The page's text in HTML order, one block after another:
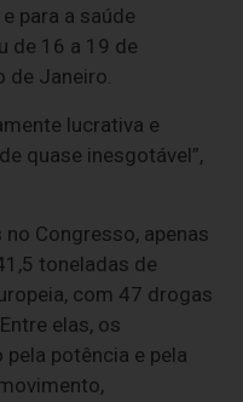
para a saúde
de 16 a 19 de
de Janeiro.
lucrativa e
quase inesgotável”,
Congresso, apenas
toneladas de
com 47 drogas
elas, os
potência e pela